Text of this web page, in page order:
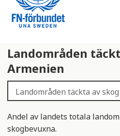
Landområden
Armenien
Andel av landets totala
skogbevuxna.